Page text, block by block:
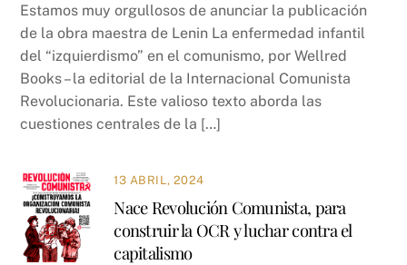
Estamos muy orgullosos de anunciar la publicación
de la obra maestra de Lenin La enfermedad infantil
del “izquierdismo” en el comunismo, por Wellred
Books – la editorial de la Internacional Comunista
Revolucionaria. Este valioso texto aborda las
cuestiones centrales de la […]
13 ABRIL, 2024
Nace Revolución Comunista, para
construir la OCR y luchar contra el
capitalismo